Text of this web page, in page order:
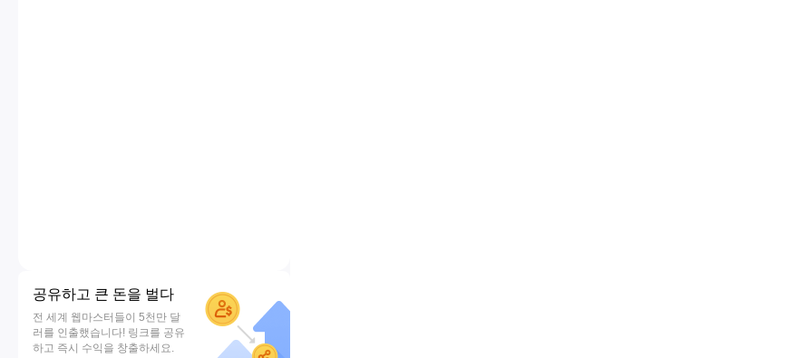
공유하고 큰 돈을 벌다
전 세계 웹마스터들이 5천만 달
러를 인출했습니다! 링크를 공유
하고 즉시 수익을 창출하세요.